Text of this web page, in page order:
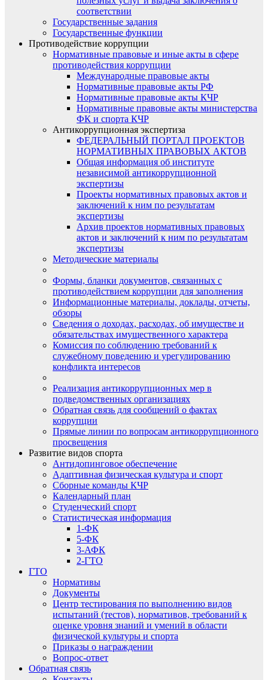
соответствии
Государственные задания
Государственные функции
Противодействие коррупции
Нормативные правовые и иные акты в сфере
противодействия коррупции
Международные правовые акты
Нормативные правовые акты РФ
Нормативные правовые акты КЧР
Нормативные правовые акты министерства
ФК и спорта КЧР
Антикоррупционная экспертиза
ФЕДЕРАЛЬНЫЙ ПОРТАЛ ПРОЕКТОВ
НОРМАТИВНЫХ ПРАВОВЫХ АКТОВ
Общая информация об институте
независимой антикоррупционной
экспертизы
Проекты нормативных правовых актов и
заключений к ним по результатам
экспертизы
Архив проектов нормативных правовых
актов и заключений к ним по результатам
экспертизы
Методические материалы
Формы, бланки документов, связанных с
противодействием коррупции для заполнения
Информационные материалы, доклады, отчеты,
обзоры
Сведения о доходах, расходах, об имуществе и
обязательствах имущественного характера
Комиссия по соблюдению требований к
служебному поведению и урегулированию
конфликта интересов
Реализация антикоррупционных мер в
подведомственных организациях
Обратная связь для сообщений о фактах
коррупции
Прямые линии по вопросам антикоррупционного
просвещения
Развитие видов спорта
Антидопинговое обеспечение
Адаптивная физическая культура и спорт
Сборные команды КЧР
Календарный план
Студенческий спорт
Статистическая информация
1-ФК
5-ФК
3-АФК
2-ГТО
ГТО
Нормативы
Документы
Центр тестирования по выполнению видов
испытаний (тестов), нормативов, требований к
оценке уровня знаний и умений в области
физической культуры и спорта
Приказы о награждении
Вопрос-ответ
Обратная связь